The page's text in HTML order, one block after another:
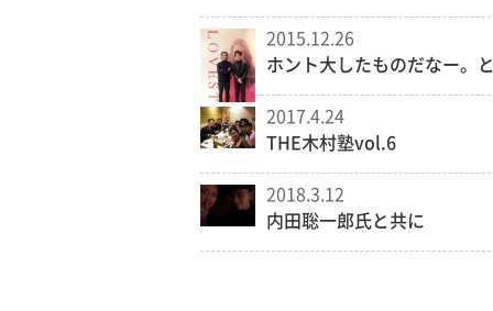
2015.12.26
ホント大したものだなー。
2017.4.24
THE木村塾vol.6
2018.3.12
内田聡一郎氏と共に